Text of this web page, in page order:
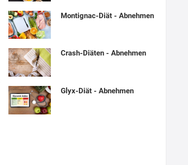
Montignac-Diät - Abnehmen
Crash-Diäten - Abnehmen
Glyx-Diät - Abnehmen